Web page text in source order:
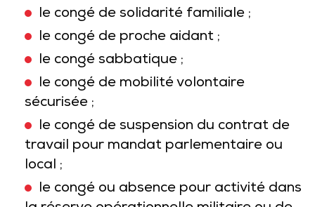
le congé de solidarité familiale ;
le congé de proche aidant ;
le congé sabbatique ;
le congé de mobilité volontaire
sécurisée ;
le congé de suspension du contrat de
travail pour mandat parlementaire ou
local ;
le congé ou absence pour activité dans